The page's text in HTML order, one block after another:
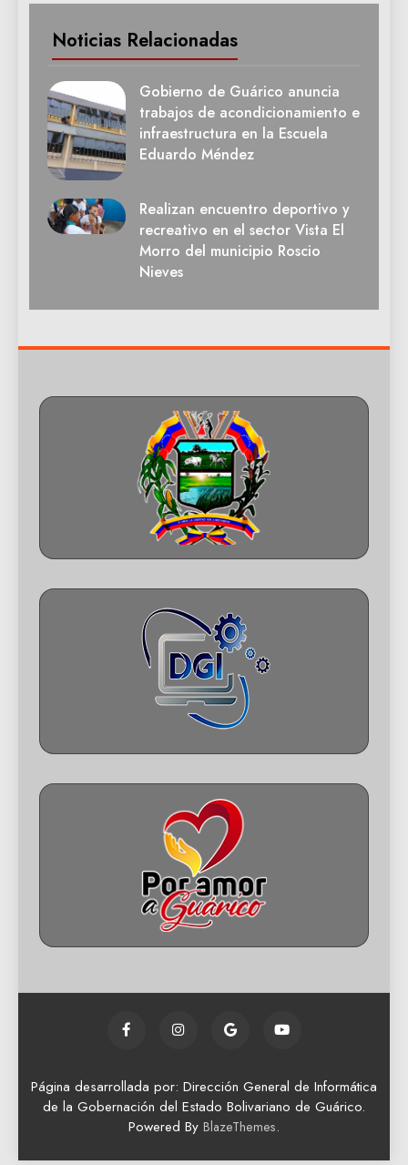
Noticias Relacionadas
Gobierno de Guárico anuncia
trabajos de acondicionamiento e
infraestructura en la Escuela
Eduardo Méndez
Realizan encuentro deportivo y
recreativo en el sector Vista El
Morro del municipio Roscio
Nieves
Página desarrollada por: Dirección General de Informática
de la Gobernación del Estado Bolivariano de Guárico.
Powered By BlazeThemes.